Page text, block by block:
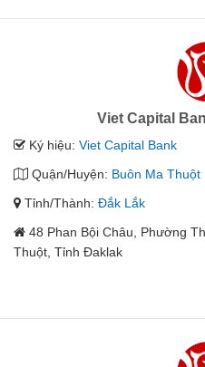
Viet Capital
Ký hiệu: Viet Capital Bank
Quận/Huyện: Buôn Ma Thuột
Tỉnh/Thành: Đắk Lắk
48 Phan Bội Châu, Phường
Thuột, Tỉnh Đaklak